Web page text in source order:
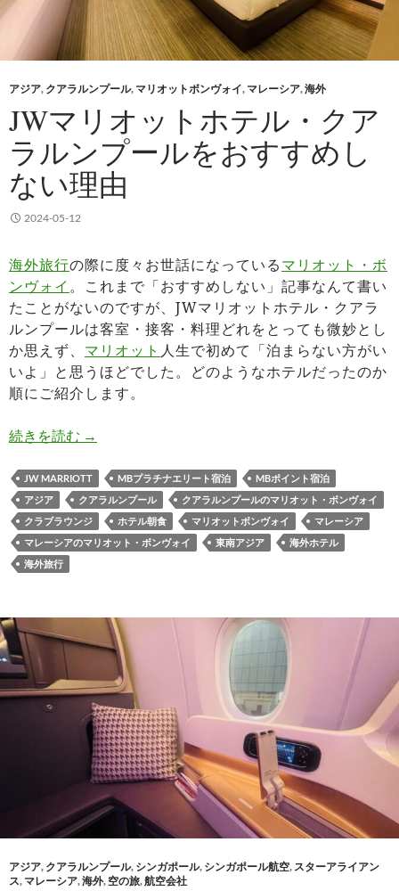
アジア, クアラルンプール, マリオットボンヴォイ, マレーシア,海外
JWマリオットホテル・クア
ラルンプールをおすすめし
ない理由
2024-05-12
海外旅行の際に度々お世話になっているマリオット・ボ
ンヴォイ 。これまで「おすすめしない」記事なんて書い
たことがないのですが、JWマリオットホテル・クアラ
ルンプールは客室・接客・料理どれをとっても微妙とし
か思えず、 マリオット 人生で初めて「泊まらない方がい
いよ」と思うほどでした。どのようなホテルだったのか
順にご紹介します。
続きを読む JWマリオットホテル・クアラルンプールをおす
→
JW MARRIOTT MBプラチナエリート宿泊
MBポイント宿泊
アジア
クアラルンプール
クアラルンプールのマリオット・ボンヴォイ
クラブラウンジ
ホテル朝食 マリオットボンヴォイ
マレーシア
マレーシアのマリオット・ボンヴォイ
東南アジア
海外ホテル
海外旅行
アジア, クアラルンプール, シンガポール, シンガポール航空, スターアライアン
ス, マレーシア,海外, 空の旅,航空会社